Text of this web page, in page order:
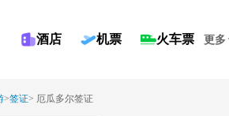
酒店 机票 火车票 更多
>签证> 厄瓜多尔签证